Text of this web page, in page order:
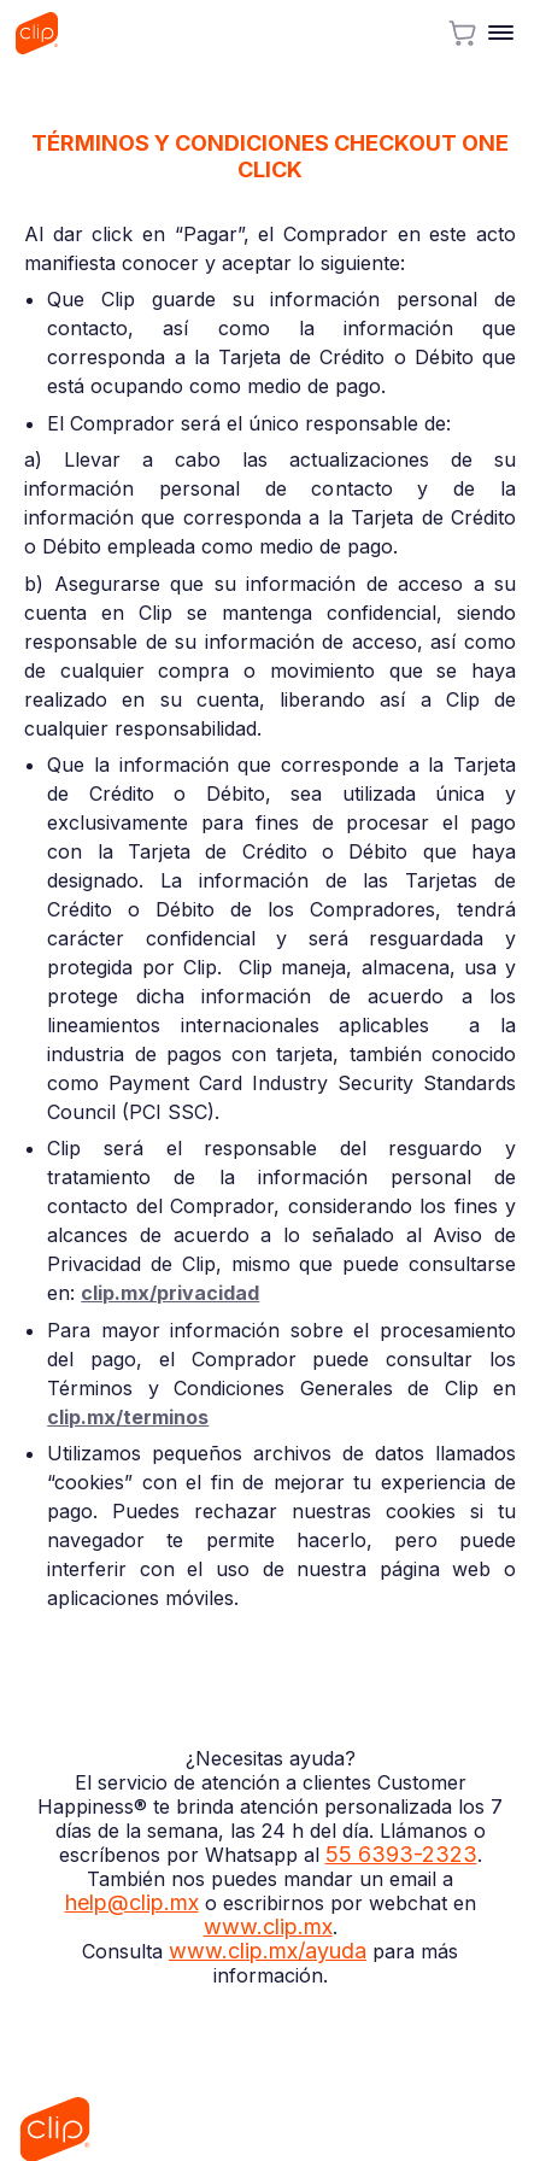
TÉRMINOS Y CONDICIONES CHECKOUT ONE
CLICK
Al dar click en “Pagar”, el Comprador en este acto
manifiesta conocer y aceptar lo siguiente:
Que Clip guarde su información personal de
contacto, así como la información que
corresponda a la Tarjeta de Crédito o Débito que
está ocupando como medio de pago.
El Comprador será el único responsable de:
a) Llevar a cabo las actualizaciones de su
información personal de contacto y de la
información que corresponda a la Tarjeta de Crédito
o Débito empleada como medio de pago.
b) Asegurarse que su información de acceso a su
cuenta en Clip se mantenga confidencial, siendo
responsable de su información de acceso, así como
de cualquier compra o movimiento que se haya
realizado en su cuenta, liberando así a Clip de
cualquier responsabilidad.
Que la información que corresponde a la Tarjeta
de Crédito o Débito, sea utilizada única y
exclusivamente para fines de procesar el pago
con la Tarjeta de Crédito o Débito que haya
designado. La información de las Tarjetas de
Crédito o Débito de los Compradores, tendrá
carácter confidencial y será resguardada y
protegida por Clip. Clip maneja, almacena, usa y
protege dicha información de acuerdo a los
lineamientos internacionales aplicables a la
industria de pagos con tarjeta, también conocido
como Payment Card Industry Security Standards
Council (PCI SSC).
Clip será el responsable del resguardo y
tratamiento de la información personal de
contacto del Comprador, considerando los fines y
alcances de acuerdo a lo señalado al Aviso de
Privacidad de Clip, mismo que puede consultarse
en: clip.mx/privacidad
Para mayor información sobre el procesamiento
del pago, el Comprador puede consultar los
Términos y Condiciones Generales de Clip en
clip.mx/terminos
Utilizamos pequeños archivos de datos llamados
“cookies” con el fin de mejorar tu experiencia de
pago. Puedes rechazar nuestras cookies si tu
navegador te permite hacerlo, pero puede
interferir con el uso de nuestra página web o
aplicaciones móviles.
¿Necesitas ayuda?
El servicio de atención a clientes Customer
Happiness® te brinda atención personalizada los 7
días de la semana, las 24 h del día. Llámanos o
escríbenos por Whatsapp al 55 6393-2323.
También nos puedes mandar un email a
help@clip.mxo escribirnos por webchat en
www.clip.mx.
Consulta www.clip.mx/ayuda para más
información.